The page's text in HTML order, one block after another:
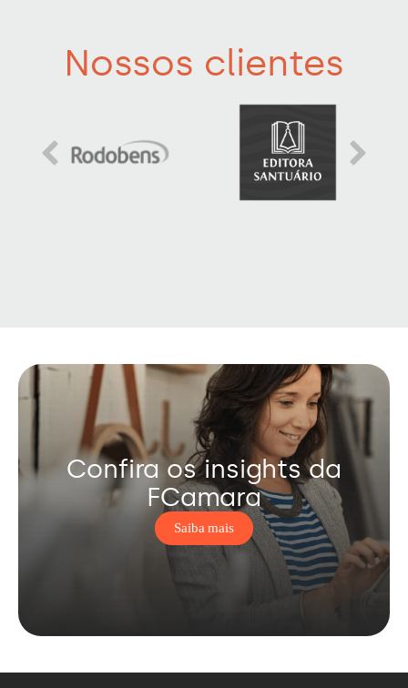
Nossos clientes
Confira os insights da
FCamara
Saiba mais